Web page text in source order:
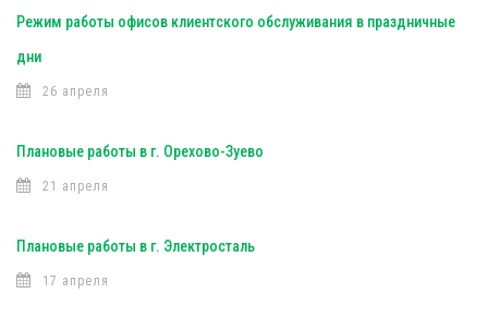
Режим работы офисов клиентского обслуживания в праздничные
дни
26 апреля
Плановые работы в г. Орехово-Зуево
21 апреля
Плановые работы в г. Электросталь
17 апреля